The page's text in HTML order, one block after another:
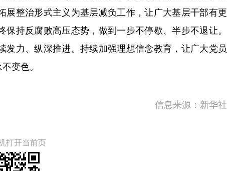
整治形式主义为基层减负工作，让广大基层干部有更
持反腐败高压态势，做到一步不停歇、半步不退让。
力、纵深推进。持续加强理想信念教育，让广大党员
变色。
信息来源：新华社
打开当前页